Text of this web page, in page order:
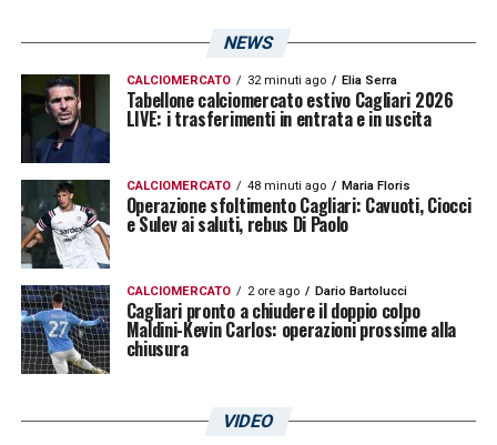
NEWS
CALCIOMERCATO 32 minuti ago Elia Serra
Tabellone calciomercato estivo Cagliari 2026
LIVE: i trasferimenti in entrata e in uscita
CALCIOMERCATO 48 minuti ago Maria Floris
Operazione sfoltimento Cagliari: Cavuoti, Ciocci
e Sulev ai saluti, rebus Di Paolo
CALCIOMERCATO 2 ore ago Dario Bartolucci
Cagliari pronto a chiudere il doppio colpo
Maldini-Kevin Carlos: operazioni prossime alla
chiusura
VIDEO